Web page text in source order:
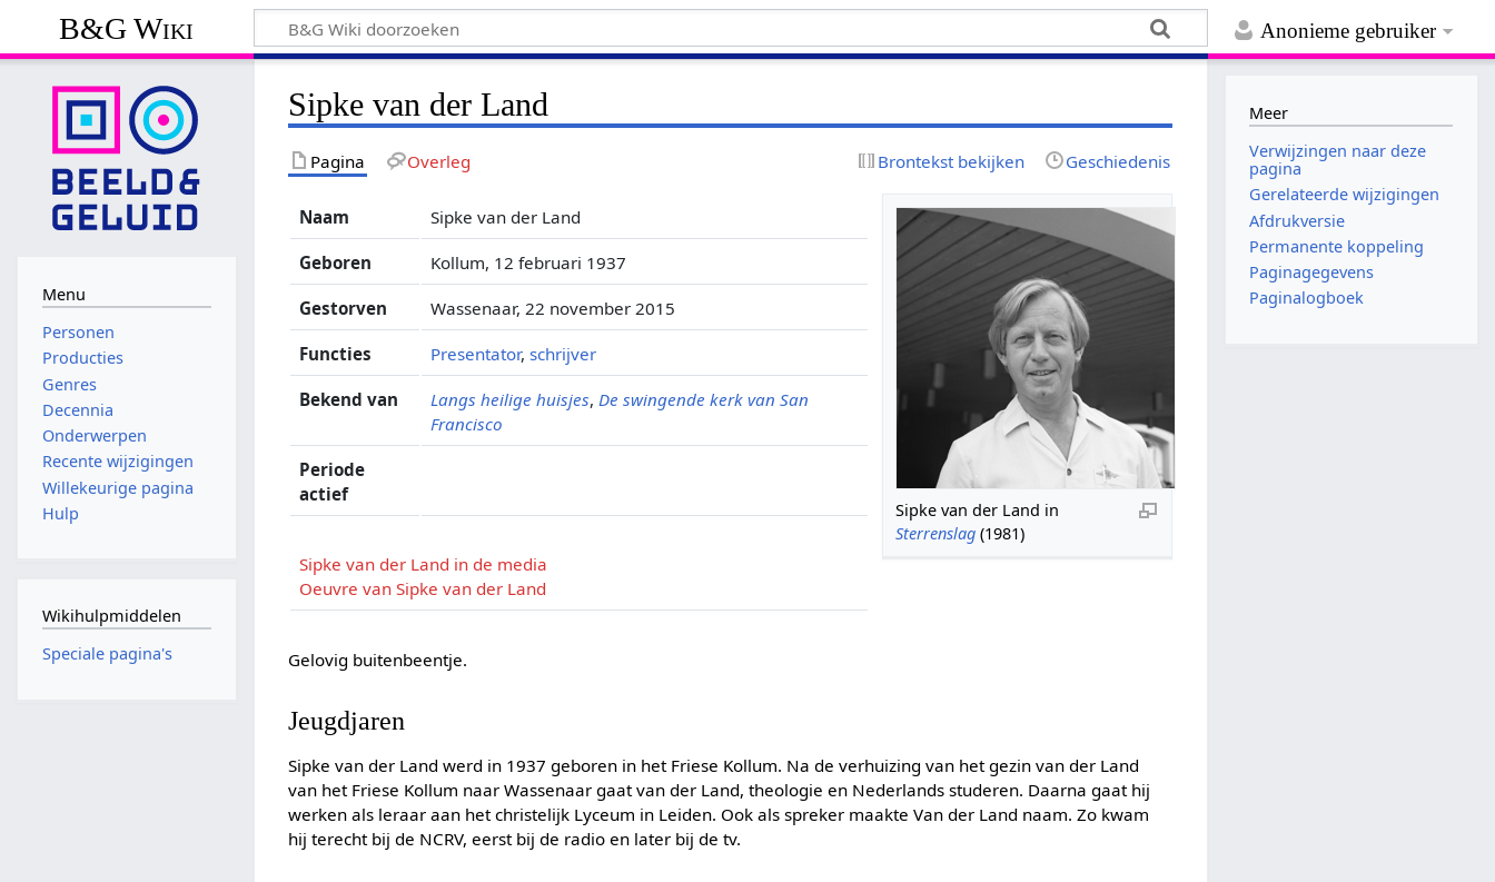
Anonieme gebruiker
B&G Wiki
Sipke van der Land
Pagina Overleg Brontekst bekijken Geschiedenis
Sipke van der Land in
Sterrenslag(1981)
Naam Sipke van der Land
Geboren Kollum, 12 februari 1937
Gestorven Wassenaar, 22 november 2015
Functies Presentator,schrijver
Bekend van Langs heilige huisjes, De swingende kerk van San
Francisco
Periode
actief
Sipke van der Land in de media
Oeuvre van Sipke van der Land
Gelovig buitenbeentje.
Jeugdjaren
Sipke van der Land werd in 1937 geboren in het Friese Kollum. Na de verhuizing van het gezin van der Land
van het Friese Kollum naar Wassenaar gaat van der Land, theologie en Nederlands studeren. Daarna gaat hij
werken als leraar aan het christelijk Lyceum in Leiden. Ook als spreker maakte Van der Land naam. Zo kwam
hij terecht bij de NCRV, eerst bij de radio en later bij de tv.
Menu
Personen
Producties
Genres
Decennia
Onderwerpen
Recente wijzigingen
Willekeurige pagina
Hulp
Wikihulpmiddelen
Speciale pagina's
Meer
Verwijzingen naar deze
pagina
Gerelateerde wijzigingen
Afdrukversie
Permanente koppeling
Paginagegevens
Paginalogboek